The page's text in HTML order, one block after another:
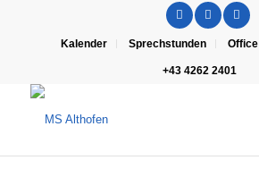
Kalender Sprechstunden Office
+43 4262 2401